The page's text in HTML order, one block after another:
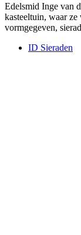
Edelsmid Inge van
kasteeltuin, waar
vormgegeven,
ID Sieraden